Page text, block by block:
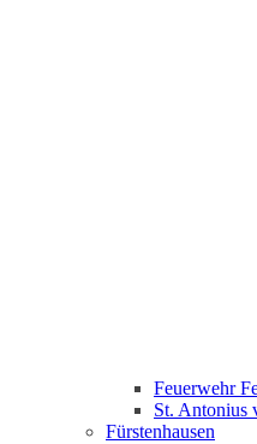
Feuerwehr
St. Antonius
Fürstenhausen